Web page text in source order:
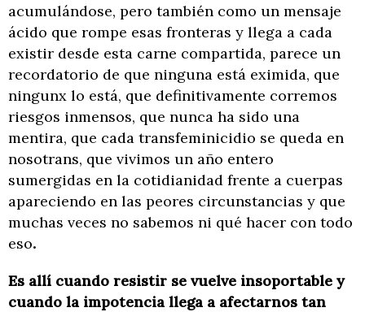
acumulándose, pero también como un mensaje
ácido que rompe esas fronteras y llega a cada
existir desde esta carne compartida, parece un
recordatorio de que ninguna está eximida, que
ningunx lo está, que definitivamente corremos
riesgos inmensos, que nunca ha sido una
mentira, que cada transfeminicidio se queda en
nosotrans, que vivimos un año entero
sumergidas en la cotidianidad frente a cuerpas
apareciendo en las peores circunstancias y que
muchas veces no sabemos ni qué hacer con todo
eso.
Es allí cuando resistir se vuelve insoportable y
cuando la impotencia llega a afectarnos tan